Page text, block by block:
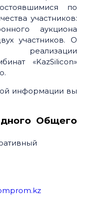
по
участников:
аукциона
участников. О
«KazSilicon»
информации вы
Общего